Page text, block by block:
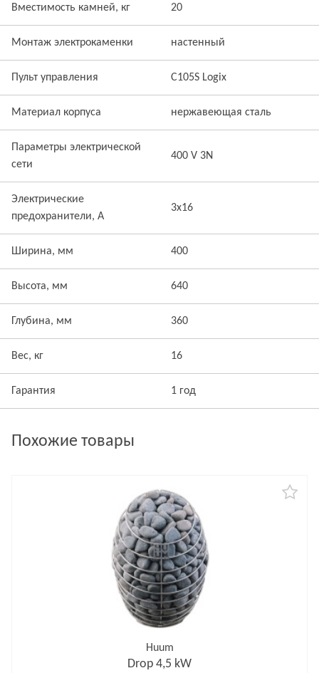
Вместимость камней, кг 20
Монтаж электрокаменки настенный
Пульт управления C105S Logix
Материал корпуса нержавеющая сталь
Параметры электрической
сети
400 V 3N
Электрические
предохранители, А
3x16
Ширина, мм 400
Высота, мм 640
Глубина, мм 360
Вес, кг 16
Гарантия 1 год
Похожие товары
Huum
Drop 4,5 kW